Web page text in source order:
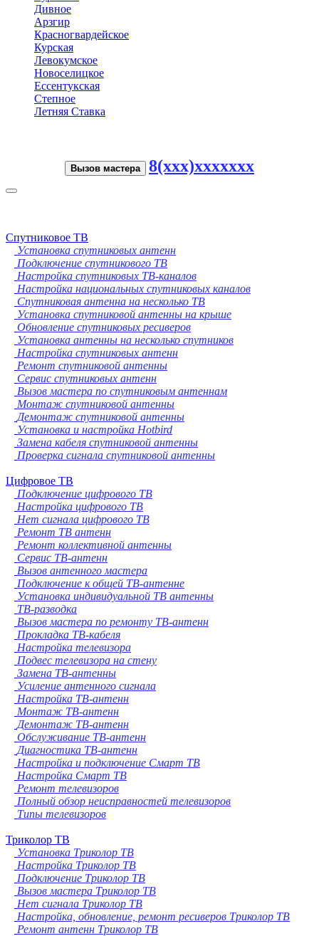
Дивное
Арзгир
Красногвардейское
Курская
Левокумское
Новоселицкое
Ессентукская
Степное
Летняя Ставка
Вызов мастера 8(xxx)xxxxxxx
Toggle
Спутниковое ТВ
Установка спутниковых антенн
Подключение спутникового ТВ
Настройка спутниковых ТВ-каналов
Настройка национальных спутниковых каналов
Спутниковая антенна на несколько ТВ
Установка спутниковой антенны на крыше
Обновление спутниковых ресиверов
Установка антенны на несколько спутников
Настройка спутниковых антенн
Ремонт спутниковой антенны
Сервис спутниковых антенн
Вызов мастера по спутниковым антеннам
Монтаж спутниковой антенны
Демонтаж спутниковой антенны
Установка и настройка Hotbird
Замена кабеля спутниковой антенны
Проверка сигнала спутниковой антенны
Цифровое ТВ
Подключение цифрового ТВ
Настройка цифрового ТВ
Нет сигнала цифрового ТВ
Ремонт ТВ антенн
Ремонт коллективной антенны
Сервис ТВ-антенн
Вызов антенного мастера
Подключение к общей ТВ-антенне
Установка индивидуальной ТВ антенны
ТВ-разводка
Вызов мастера по ремонту ТВ-антенн
Прокладка ТВ-кабеля
Настройка телевизора
Подвес телевизора на стену
Замена ТВ-антенны
Усиление антенного сигнала
Настройка ТВ-антенн
Монтаж ТВ-антенн
Демонтаж ТВ-антенн
Обслуживание ТВ-антенн
Диагностика ТВ-антенн
Настройка и подключение Смарт ТВ
Настройка Смарт ТВ
Ремонт телевизоров
Полный обзор неисправностей телевизоров
Типы телевизоров
Триколор ТВ
Установка Триколор ТВ
Настройка Триколор ТВ
Подключение Триколор ТВ
Вызов мастера Триколор ТВ
Нет сигнала Триколор ТВ
Настройка, обновление, ремонт ресиверов Триколор ТВ
Ремонт антенн Триколор ТВ